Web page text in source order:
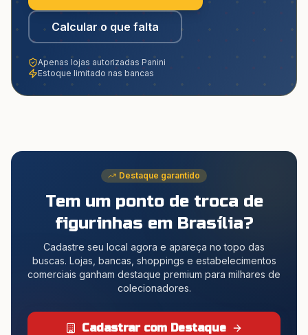
Calcular o que falta
Apenas lojas autorizadas Panini
Estoque limitado nas bancas
Destaque garantido
Tem um ponto de troca de
figurinhas em Brasília?
Cadastre seu local agora e apareça no topo das
buscas. Lojas, bancas, shoppings e estabelecimentos
comerciais ganham destaque premium para milhares de
colecionadores.
Cadastrar com Destaque